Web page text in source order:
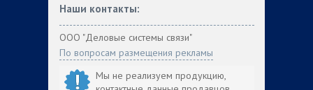
Наши контакты:
ООО "Деловые системы связи"
По вопросам размещения рекламы
Мы не реализуем продукцию,